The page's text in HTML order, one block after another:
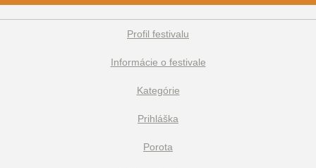
Profil festivalu
Informácie o festivale
Kategórie
Prihláška
Porota